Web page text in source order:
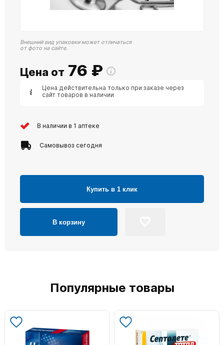
Внешний вид упаковки может отличаться
от фото на сайте.
Цена от 76 ₽
Цена действительна только при заказе через
сайт товаров в наличии
В наличии в 1 аптеке
Самовывоз сегодня
Купить в 1 клик
В корзину
Популярные товары